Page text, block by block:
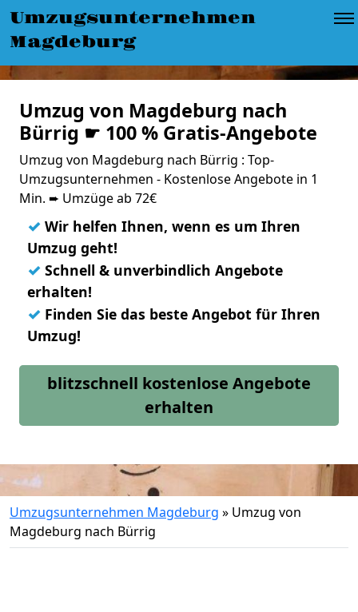
Umzugsunternehmen
Magdeburg
Umzug von Magdeburg nach
Bürrig ☛ 100 % Gratis-Angebote
Umzug von Magdeburg nach Bürrig : Top-
Umzugsunternehmen - Kostenlose Angebote in 1
Min. ➨ Umzüge ab 72€
✓ Wir helfen Ihnen, wenn es um Ihren
Umzug geht!
✓ Schnell & unverbindlich Angebote
erhalten!
✓ Finden Sie das beste Angebot für Ihren
Umzug!
blitzschnell kostenlose Angebote
erhalten
Umzugsunternehmen Magdeburg » Umzug von
Magdeburg nach Bürrig